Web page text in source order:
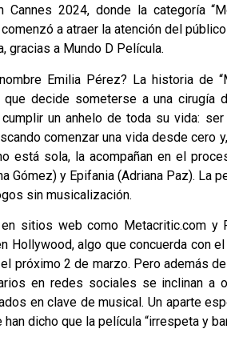
Cannes 2024, donde la categoría
a atraer la atención del
gracias a Mundo D Película.
Emilia Pérez? La historia de
que decide someterse a una
un anhelo de toda su vida:
comenzar una vida desde cero
está sola, la acompañan en el
Gómez) y Epifania (Adriana Paz). La
sin musicalización.
en sitios web como Metacritic.com y
Hollywood, algo que concuerda con
próximo 2 de marzo. Pero además
en redes sociales se inclinan a
en clave de musical. Un aparte
dicho que la película “irrespeta y